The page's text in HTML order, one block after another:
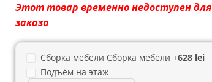
Этот товар временно недоступен для
заказа
Сборка мебели Сборка мебели +628 lei
Подъём на этаж